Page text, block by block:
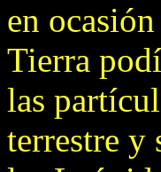
en
Tierra
las
terrestre y